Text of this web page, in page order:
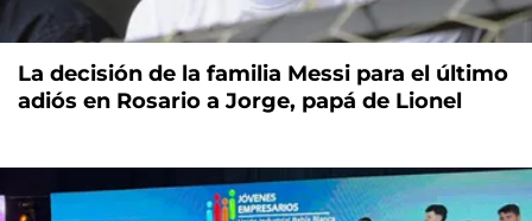
La decisión de la familia Messi para el último
adiós en Rosario a Jorge, papá de Lionel